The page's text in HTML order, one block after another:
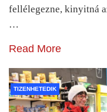
fellélegezne, kinyitná
…
Read More
TIZENHETEDIK